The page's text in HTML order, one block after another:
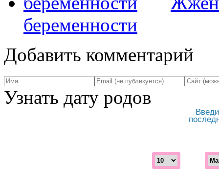
беременности
Добавить комментарий
Узнать дату родов